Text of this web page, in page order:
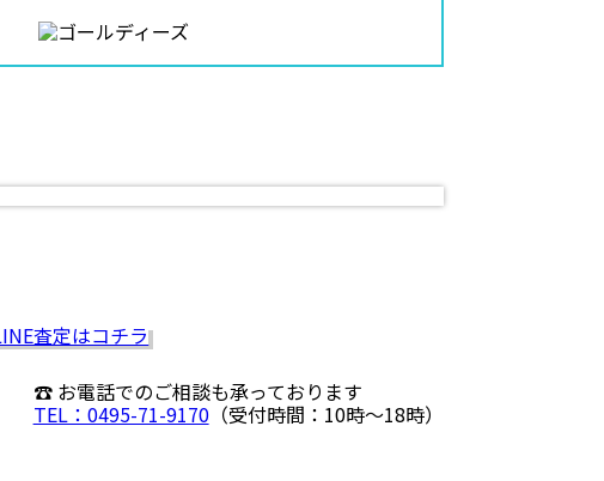
☎ お電話でのご相談も承っております
TEL：0495-71-9170（受付時間：10時〜18時）